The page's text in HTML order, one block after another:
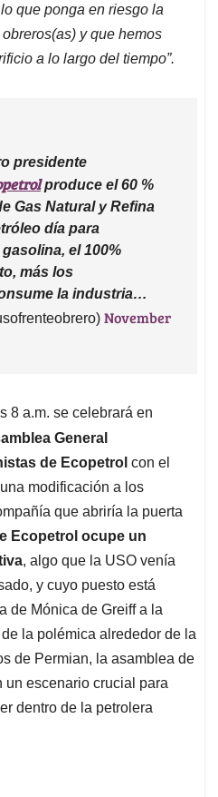
que ponga en riesgo la
y que hemos
a lo largo del tiempo”.
presidente
produce el 60 %
Gas Natural y Refina
día para
el 100%
más los
la industria…
November
8 a.m. se celebrará en
General
de Ecopetrol con el
modificación a los
que abriría la puerta
Ecopetrol ocupe un
, algo que la USO venía
y cuyo puesto está
de Mónica de Greiff a la
la polémica alrededor de la
de Permian, la asamblea de
un escenario crucial para
dentro de la petrolera